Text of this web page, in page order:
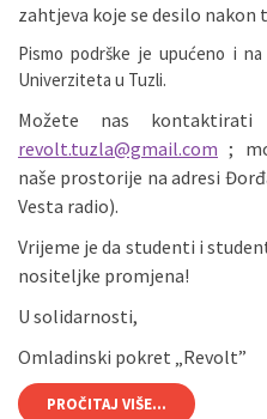
zahtjeva koje se desilo
Pismo podrške je upućeno i
Univerziteta u Tuzli.
Možete nas
revolt.tuzla@gmail.com ;
naše prostorije na adresi
Vesta radio).
Vrijeme je da studenti i
nositeljke promjena!
U solidarnosti,
Omladinski pokret „Revolt”
PROČITAJ VIŠE...